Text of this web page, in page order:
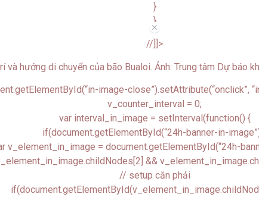
}
}
//]]>
//
image-close”).setAttribute(“onclick”,
v_counter_interval = 0;
var interval_in_image = setInterval(function() {
if(document.getElementById(“24h-banner-in-
v_element_in_image = document.getElementById(“24h-
&&
// setup căn phải